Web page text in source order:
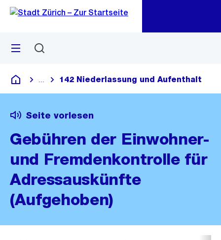
Navigation
Sprunglink
Menü
Deutsch
Blende alle Breadcrumbs ein
142 Niederlassung und Aufenthalt
Seite vorlesen
Gebühren der Einwohner-
und Fremdenkontrolle für
Adressauskünfte
(Aufgehoben)